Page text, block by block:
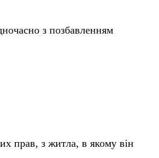
з позбавленням
прав, з житла, в якому він